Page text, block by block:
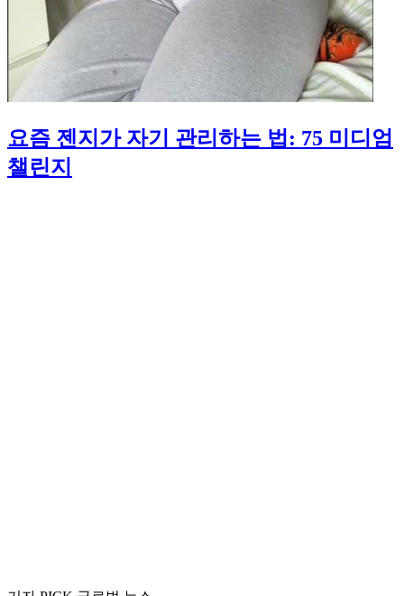
요즘 젠지가 자기 관리하는 법: 75 미디엄
챌린지